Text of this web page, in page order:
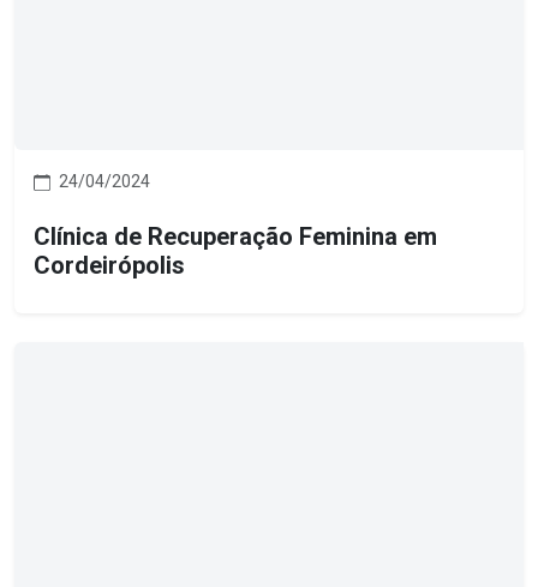
24/04/2024
Clínica de Recuperação Feminina em
Cordeirópolis